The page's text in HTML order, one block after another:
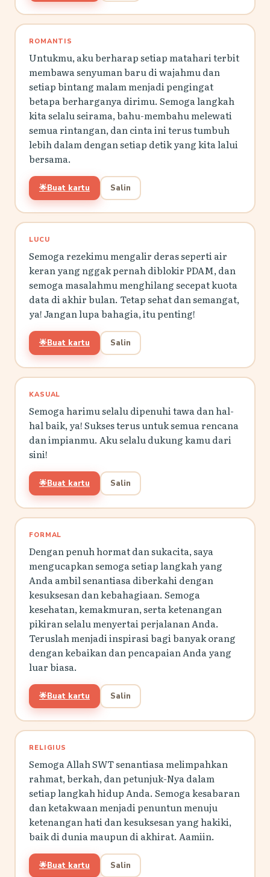
ROMANTIS
Untukmu, aku berharap setiap matahari terbit
membawa senyuman baru di wajahmu dan
setiap bintang malam menjadi pengingat
betapa berharganya dirimu. Semoga langkah
kita selalu seirama, bahu-membahu melewati
semua rintangan, dan cinta ini terus tumbuh
lebih dalam dengan setiap detik yang kita lalui
bersama.
🌟Buat kartu Salin
LUCU
Semoga rezekimu mengalir deras seperti air
keran yang nggak pernah diblokir PDAM, dan
semoga masalahmu menghilang secepat kuota
data di akhir bulan. Tetap sehat dan semangat,
ya! Jangan lupa bahagia, itu penting!
🌟Buat kartu Salin
KASUAL
Semoga harimu selalu dipenuhi tawa dan hal-
hal baik, ya! Sukses terus untuk semua rencana
dan impianmu. Aku selalu dukung kamu dari
sini!
🌟Buat kartu Salin
FORMAL
Dengan penuh hormat dan sukacita, saya
mengucapkan semoga setiap langkah yang
Anda ambil senantiasa diberkahi dengan
kesuksesan dan kebahagiaan. Semoga
kesehatan, kemakmuran, serta ketenangan
pikiran selalu menyertai perjalanan Anda.
Teruslah menjadi inspirasi bagi banyak orang
dengan kebaikan dan pencapaian Anda yang
luar biasa.
🌟Buat kartu Salin
RELIGIUS
Semoga Allah SWT senantiasa melimpahkan
rahmat, berkah, dan petunjuk-Nya dalam
setiap langkah hidup Anda. Semoga kesabaran
dan ketakwaan menjadi penuntun menuju
ketenangan hati dan kesuksesan yang hakiki,
baik di dunia maupun di akhirat. Aamiin.
🌟Buat kartu Salin